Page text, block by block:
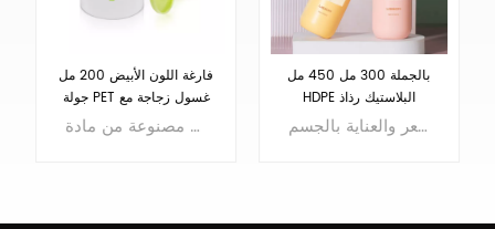
فارغة اللون الأبيض 200 مل
جولة PET غسول زجاجة مع
غطاء الوجه العلوي
يبلغ حجم هذه الزجاجة 200 مل، وهي مصنوعة من مادة PET وتصميم غطاء قابل للطي. عينة في المخزون.
بالجملة 300 مل 450 مل
HDPE البلاستيك رذاذ
الاستغناء عن زجاجة محلولمواصفات 300 مل و450 مل مع رأس مضخة الرش. مناسبة للعناية الشخصية والعناية بالشعر والعناية بالجسم